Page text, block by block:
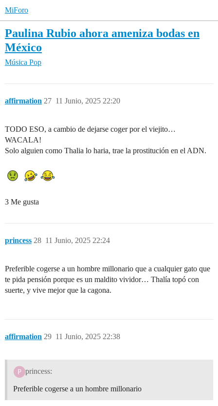
MiForo
Paulina Rubio ahora ameniza bodas en
México
Música Pop
affirmation 11 Junio, 2025 22:20
27
TODO ESO, a cambio de dejarse coger por el viejito…
WACALA!
Solo alguien como Thalia lo haria, trae la prostitución en el ADN.
3 Me gusta
princess 11 Junio, 2025 22:24
28
Preferible cogerse a un hombre millonario que a cualquier gato que
te pida pensión porque es un maldito vividor… Thalía topó con
suerte, y vive mejor que la cagona.
affirmation 11 Junio, 2025 22:38
29
princess:
Preferible cogerse a un hombre millonario